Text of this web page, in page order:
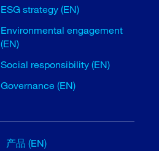
ESG strategy (EN)
Environmental engagement
(EN)
Social responsibility (EN)
Governance (EN)
产品 (EN)